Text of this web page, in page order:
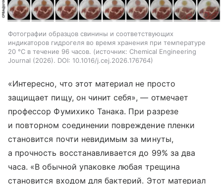
Фотографии образцов свинины и соответствующих
индикаторов гидрогеля во время хранения при температуре
20 °C в течение 96 часов.
источник: Chemical Engineering
Journal (2026). DOI: 10.1016/j.cej.2026.176764
«Интересно, что этот материал не просто
защищает пищу, он чинит себя», — отмечает
профессор Фумихико Танака. При разрезе
и повторном соединении повреждение пленки
становится почти невидимым за минуты,
а прочность восстанавливается до 99% за два
часа. «В обычной упаковке любая трещина
становится входом для бактерий. Этот материал